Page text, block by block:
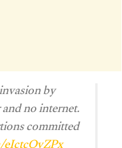
by
no internet.
committed